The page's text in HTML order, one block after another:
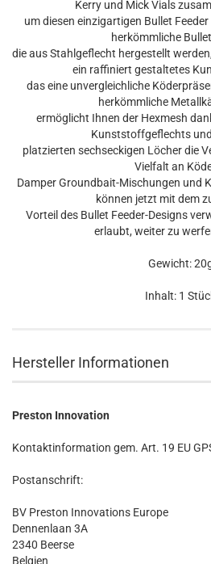
Kerry und Mick Vials
um diesen einzigartigen Bullet
herkömmliche
die aus Stahlgeflecht hergestellt
ein raffiniert gestaltetes
das eine unvergleichliche
herkömmliche
ermöglicht Ihnen der Hexmesh
Kunststoffgeflechts
platzierten sechseckigen Löcher die
Vielfalt an
Damper Groundbait-Mischungen und
können jetzt mit dem
Vorteil des Bullet Feeder-Designs
erlaubt, weiter zu
Gewicht:
Inhalt: 1
Hersteller Informationen
Preston Innovation
Kontaktinformation gem. Art. 19 EU
Postanschrift:
BV Preston Innovations Europe
Dennenlaan 3A
2340 Beerse
Belgien